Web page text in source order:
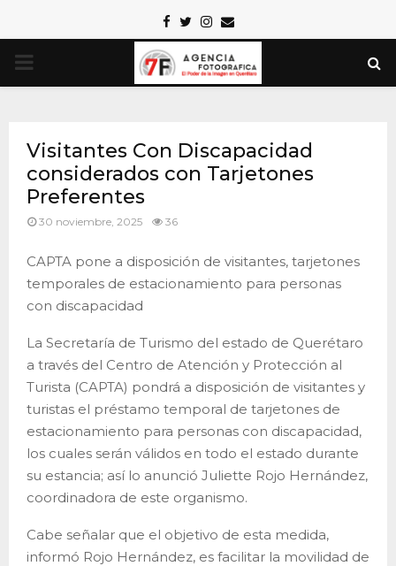
Facebook
TwitterInstagram
Email
PRIMARY
Visitantes Con Discapacidad
considerados con Tarjetones
Preferentes
30 noviembre, 2025 36
CAPTA pone a disposición de visitantes, tarjetones
temporales de estacionamiento para personas
con discapacidad
La Secretaría de Turismo del estado de Querétaro
a través del Centro de Atención y Protección al
Turista (CAPTA) pondrá a disposición de visitantes y
turistas el préstamo temporal de tarjetones de
estacionamiento para personas con discapacidad,
los cuales serán válidos en todo el estado durante
su estancia; así lo anunció Juliette Rojo Hernández,
coordinadora de este organismo.
Cabe señalar que el objetivo de esta medida,
informó Rojo Hernández, es facilitar la movilidad de